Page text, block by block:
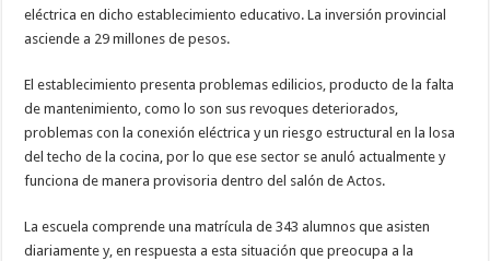
eléctrica en dicho establecimiento educativo. La inversión provincial
asciende a 29 millones de pesos.
El establecimiento presenta problemas edilicios, producto de la falta
de mantenimiento, como lo son sus revoques deteriorados,
problemas con la conexión eléctrica y un riesgo estructural en la losa
del techo de la cocina, por lo que ese sector se anuló actualmente y
funciona de manera provisoria dentro del salón de Actos.
La escuela comprende una matrícula de 343 alumnos que asisten
diariamente y, en respuesta a esta situación que preocupa a la